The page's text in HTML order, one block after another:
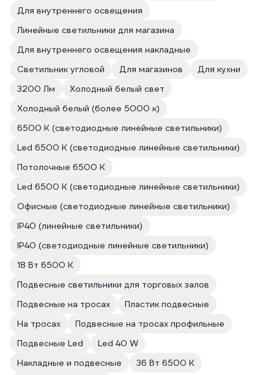
Для внутреннего освещения
Линейные светильники для магазина
Для внутреннего освещения накладные
Светильник угловой
Для магазинов
Для кухни
3200 Лм
Холодный белый свет
Холодный белый (более 5000 к)
6500 К (светодиодные линейные светильники)
Led 6500 К (светодиодные линейные светильники)
Потолочные 6500 К
Led 6500 К (светодиодные линейные светильники)
Офисные (светодиодные линейные светильники)
IP40 (линейные светильники)
IP40 (светодиодные линейные светильники)
18 Вт 6500 К
Подвесные светильники для торговых залов
Подвесные на тросах
Пластик подвесные
На тросах
Подвесные на тросах профильные
Подвесные Led
Led 40 W
Накладные и подвесные
36 Вт 6500 К